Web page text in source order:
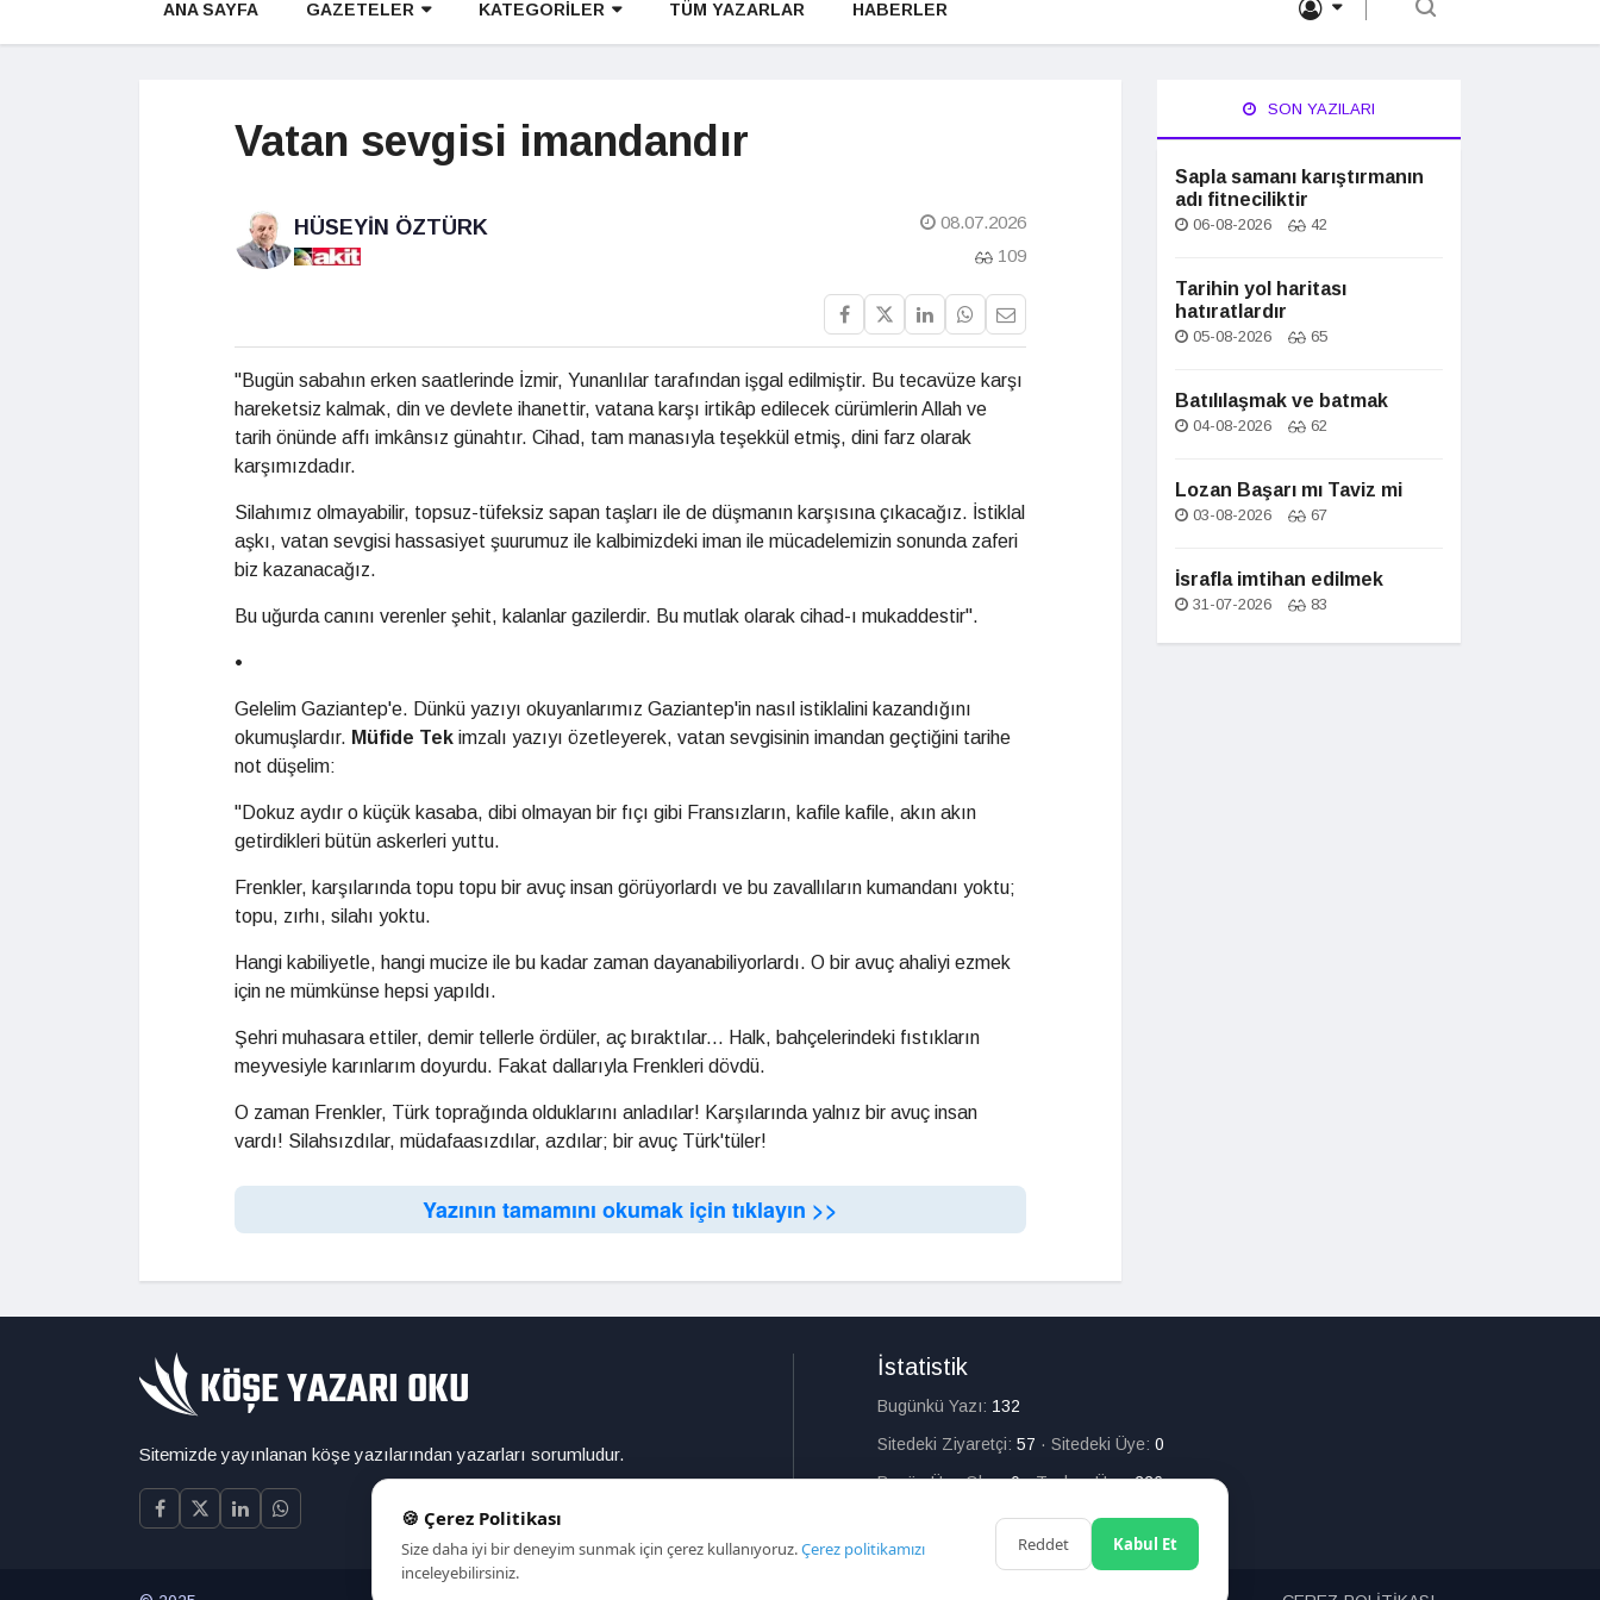
ANA SAYFA GAZETELER KATEGORİLER TÜM YAZARLAR HABERLER
Vatan sevgisi imandandır
HÜSEYIN ÖZTÜRK
08.07.2026
109
"Bugün sabahın erken saatlerinde İzmir, Yunanlılar tarafından işgal edilmiştir. Bu tecavüze karşı
hareketsiz kalmak, din ve devlete ihanettir, vatana karşı irtikâp edilecek cürümlerin Allah ve
tarih önünde affı imkânsız günahtır. Cihad, tam manasıyla teşekkül etmiş, dini farz olarak
karşımızdadır.
Silahımız olmayabilir, topsuz-tüfeksiz sapan taşları ile de düşmanın karşısına çıkacağız. İstiklal
aşkı, vatan sevgisi hassasiyet şuurumuz ile kalbimizdeki iman ile mücadelemizin sonunda zaferi
biz kazanacağız.
Bu uğurda canını verenler şehit, kalanlar gazilerdir. Bu mutlak olarak cihad-ı mukaddestir".
•
Gelelim Gaziantep'e. Dünkü yazıyı okuyanlarımız Gaziantep'in nasıl istiklalini kazandığını
okumuşlardır. Müfide Tek imzalı yazıyı özetleyerek, vatan sevgisinin imandan geçtiğini tarihe
not düşelim:
"Dokuz aydır o küçük kasaba, dibi olmayan bir fıçı gibi Fransızların, kafile kafile, akın akın
getirdikleri bütün askerleri yuttu.
Frenkler, karşılarında topu topu bir avuç insan görüyorlardı ve bu zavallıların kumandanı yoktu;
topu, zırhı, silahı yoktu.
Hangi kabiliyetle, hangi mucize ile bu kadar zaman dayanabiliyorlardı. O bir avuç ahaliyi ezmek
için ne mümkünse hepsi yapıldı.
Şehri muhasara ettiler, demir tellerle ördüler, aç bıraktılar... Halk, bahçelerindeki fıstıkların
meyvesiyle karınlarım doyurdu. Fakat dallarıyla Frenkleri dövdü.
O zaman Frenkler, Türk toprağında olduklarını anladılar! Karşılarında yalnız bir avuç insan
vardı! Silahsızdılar, müdafaasızdılar, azdılar; bir avuç Türk'tüler!
Yazının tamamını okumak için tıklayın >>
SON YAZILARI
Sapla samanı karıştırmanın
adı fitneciliktir
06-08-2026 42
Tarihin yol haritası
hatıratlardır
05-08-2026 65
Batılılaşmak ve batmak
04-08-2026 62
Lozan Başarı mı Taviz mi
03-08-2026 67
İsrafla imtihan edilmek
31-07-2026 83
Sitemizde yayınlanan köşe yazılarından yazarları sorumludur.
İstatistik
Bugünkü Yazı: 132
Sitedeki Ziyaretçi: 57 · Sitedeki Üye: 0
Bugün Üye Olan:0·Toplam Üye:226
🍪 Çerez Politikası
Size daha iyi bir deneyim sunmak için çerez kullanıyoruz.Çerez politikamızı
inceleyebilirsiniz.
Reddet Kabul Et